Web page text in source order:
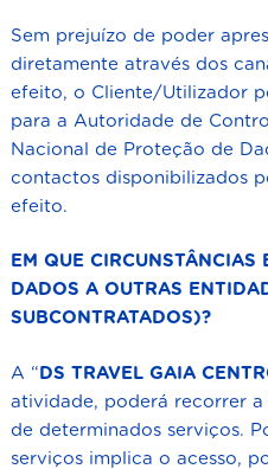
Sem prejuízo de poder
diretamente através dos
efeito, o Cliente/Utilizador
para a Autoridade de
Nacional de Proteção de
contactos disponibilizados
efeito.
EM QUE CIRCUNSTÂNCIAS
DADOS A OUTRAS
SUBCONTRATADOS)?
A “DS TRAVEL GAIA
atividade, poderá recorrer
de determinados serviços.
serviços implica o acesso,